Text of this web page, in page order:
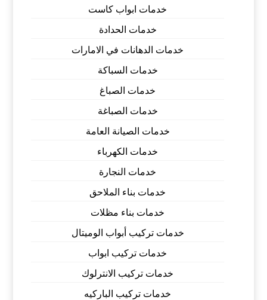
خدمات ابواب كاست
خدمات الحدادة
خدمات الدهانات في الامارات
خدمات السباكة
خدمات الصباغ
خدمات الصباغة
خدمات الصيانة العامة
خدمات الكهرباء
خدمات النجارة
خدمات بناء الملاحق
خدمات بناء مظلات
خدمات تركيب أبواب الوميتال
خدمات تركيب ابواب
خدمات تركيب الانترلوك
خدمات تركيب الباركيه